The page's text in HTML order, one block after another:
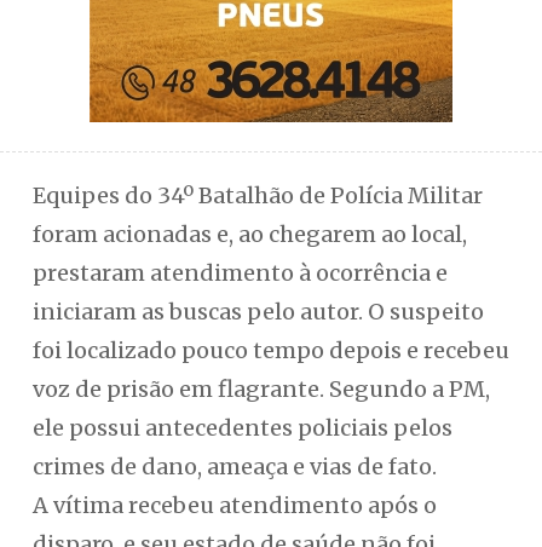
Equipes do 34º Batalhão de Polícia Militar
foram acionadas e, ao chegarem ao local,
prestaram atendimento à ocorrência e
iniciaram as buscas pelo autor. O suspeito
foi localizado pouco tempo depois e recebeu
voz de prisão em flagrante. Segundo a PM,
ele possui antecedentes policiais pelos
crimes de dano, ameaça e vias de fato.
A vítima recebeu atendimento após o